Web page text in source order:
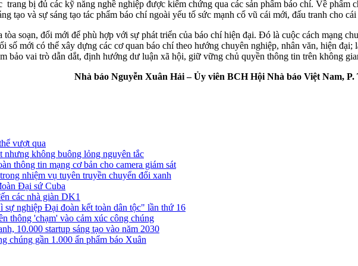
bị đủ các kỹ năng nghề nghiệp được kiểm chứng qua các sản phẩm báo chí. Về phẩm
tạo và sự sáng tạo tác phẩm báo chí ngoài yếu tố sức mạnh cổ vũ cái mới, đấu tranh cho
soạn, đổi mới để phù hợp với sự phát triển của báo chí hiện đại. Đó là cuộc cách mạng
số mới có thể xây dựng các cơ quan báo chí theo hướng chuyên nghiệp, nhân văn, hiện
bảo vai trò dẫn dắt, định hướng dư luận xã hội, giữ vững chủ quyền thông tin trên không
Nhà báo Nguyễn Xuân Hải – Ủy viên BCH Hội Nhà báo Việt Nam,
vượt qua
không buông lỏng nguyên tắc
thông tin mạng cơ bản cho camera giám sát
nhiệm vụ tuyên truyền chuyển đổi xanh
Đại sứ Cuba
các nhà giàn DK1
nghiệp Đại đoàn kết toàn dân tộc" lần thứ 16
thông 'chạm' vào cảm xúc công chúng
10.000 startup sáng tạo vào năm 2030
chúng gần 1.000 ấn phẩm báo Xuân